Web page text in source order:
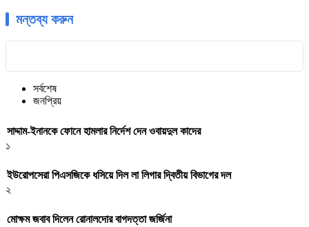
মন্তব্য করুন
সর্বশেষ
জনপ্রিয়
সাদ্দাম-ইনানকে ফোনে হামলার নির্দেশ দেন ওবায়দুল কাদের
১
ইউরোপসেরা পিএসজিকে ধসিয়ে দিল লা লিগার দ্বিতীয় বিভাগের দল
২
মোক্ষম জবাব দিলেন রোনালদোর বাগদত্তা জর্জিনা